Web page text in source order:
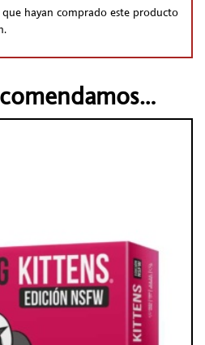
hayan comprado este producto